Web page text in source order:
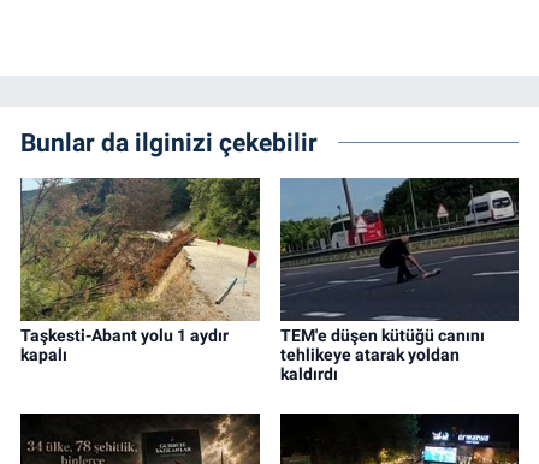
Bunlar da ilginizi çekebilir
Taşkesti-Abant yolu 1 aydır
kapalı
TEM'e düşen kütüğü canını
tehlikeye atarak yoldan
kaldırdı